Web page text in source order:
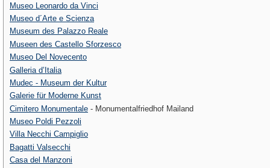
Museo Leonardo da Vinci
Museo d´Arte e Scienza
Museum des Palazzo Reale
Museen des Castello Sforzesco
Museo Del Novecento
Galleria d’Italia
Mudec - Museum der Kultur
Galerie für Moderne Kunst
Cimitero Monumentale - Monumentalfriedhof Mailand
Museo Poldi Pezzoli
Villa Necchi Campiglio
Bagatti Valsecchi
Casa del Manzoni